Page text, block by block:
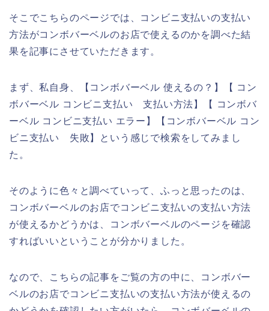
そこでこちらのページでは、コンビニ支払いの支払い
方法がコンボバーベルのお店で使えるのかを調べた結
果を記事にさせていただきます。
まず、私自身、【コンボバーベル 使えるの？】【 コン
ボバーベル コンビニ支払い 支払い方法】【 コンボバ
ーベル コンビニ支払い エラー】【コンボバーベル コン
ビニ支払い 失敗】という感じで検索をしてみまし
た。
そのように色々と調べていって、ふっと思ったのは、
コンボバーベルのお店でコンビニ支払いの支払い方法
が使えるかどうかは、コンボバーベルのページを確認
すればいいということが分かりました。
なので、こちらの記事をご覧の方の中に、コンボバー
ベルのお店でコンビニ支払いの支払い方法が使えるの